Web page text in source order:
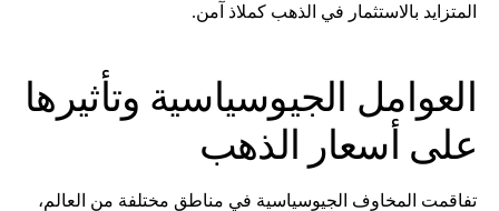
المتزايد بالاستثمار في الذهب كملاذ آمن.
العوامل الجيوسياسية وتأثيرها
على أسعار الذهب
تفاقمت المخاوف الجيوسياسية في مناطق مختلفة من العالم،